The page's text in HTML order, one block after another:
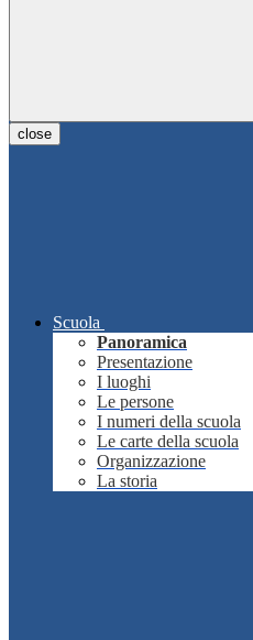
close
Scuola
Panoramica
Presentazione
I luoghi
Le persone
I numeri della scuola
Le carte della scuola
Organizzazione
La storia